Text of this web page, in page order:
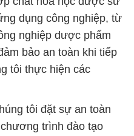
dụng công nghiệp, từ
nghiệp dược phẩm
bảo an toàn khi tiếp
tôi thực hiện các
tôi đặt sự an toàn
trình đào tạo